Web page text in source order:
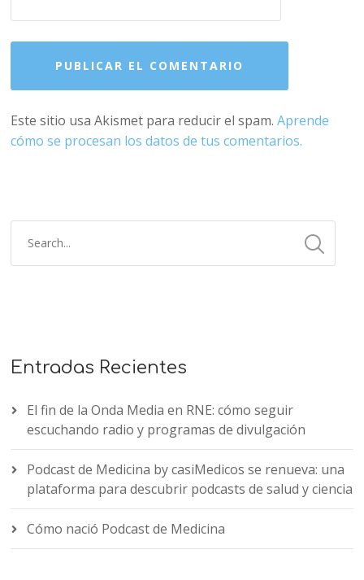
Este sitio usa Akismet para reducir el spam.Aprende
cómo se procesan los datos de tus comentarios.
Entradas Recientes
El fin de la Onda Media en RNE: cómo seguir
escuchando radio y programas de divulgación
Podcast de Medicina by casiMedicos se renueva: una
plataforma para descubrir podcasts de salud y ciencia
Cómo nació Podcast de Medicina